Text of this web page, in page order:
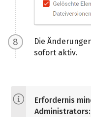
Die
sofort aktiv.
Erfordernis
Administrators: